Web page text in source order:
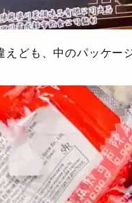
えども、中のパッケー